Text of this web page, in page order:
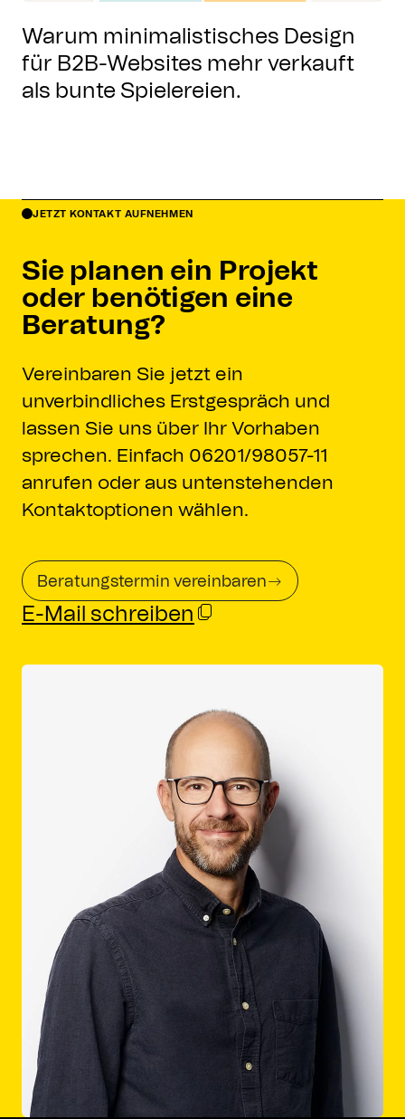
Warum minimalistisches Design
für B2B-Websites mehr verkauft
als bunte Spielereien.
JETZT KONTAKT AUFNEHMEN
Sie planen ein Projekt
oder benötigen eine
Beratung?
Vereinbaren Sie jetzt ein
unverbindliches Erstgespräch und
lassen Sie uns über Ihr Vorhaben
sprechen. Einfach 06201/98057-11
anrufen oder aus untenstehenden
Kontaktoptionen wählen.
Beratungstermin vereinbaren
E-Mail schreiben